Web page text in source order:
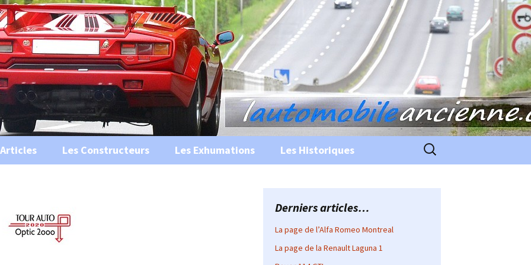
Ancienne
historiques …
musées
Les Constructeurs Les Exhumations Les Historiques Rechercher :
Derniers articles…
La page de l’Alfa Romeo Montreal
La page de la Renault Laguna 1